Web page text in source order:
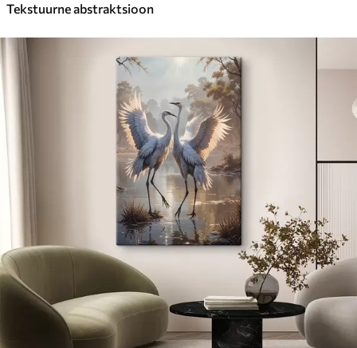
Tekstuurne abstraktsioon